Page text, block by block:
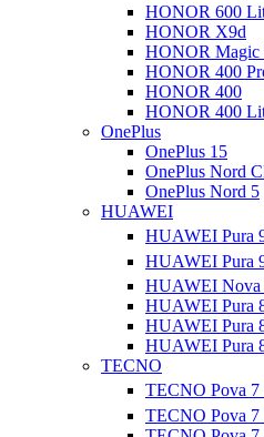
HONOR 600
HONOR X9d
HONOR Magic
HONOR 400
HONOR 400
HONOR 400
OnePlus
OnePlus 15
OnePlus Nord
OnePlus Nord 5
HUAWEI
HUAWEI Pura
HUAWEI Pura
HUAWEI Nova
HUAWEI Pura
HUAWEI Pura
HUAWEI Pura
TECNO
TECNO Pova 7
TECNO Pova 7